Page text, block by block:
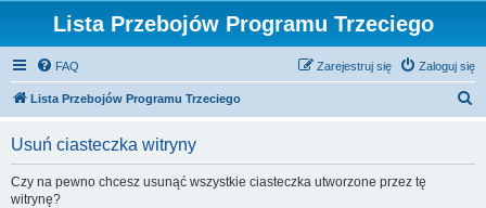
Lista Przebojów Programu Trzeciego
FAQ Zaloguj się
Zarejestruj się
Lista Przebojów Programu Trzeciego
Usuń ciasteczka witryny
Czy na pewno chcesz usunąć wszystkie ciasteczka utworzone przez tę
witrynę?